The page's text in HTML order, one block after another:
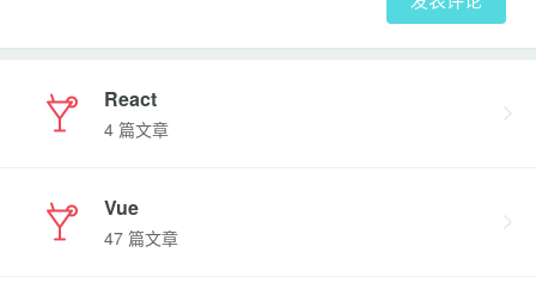
React
4 篇文章
Vue
47 篇文章